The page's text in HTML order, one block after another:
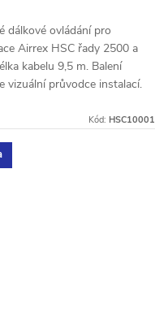
dálkové ovládání pro
Airrex HSC řady 2500 a
kabelu 9,5 m. Balení
vizuální průvodce instalací.
Kód:HSC10001